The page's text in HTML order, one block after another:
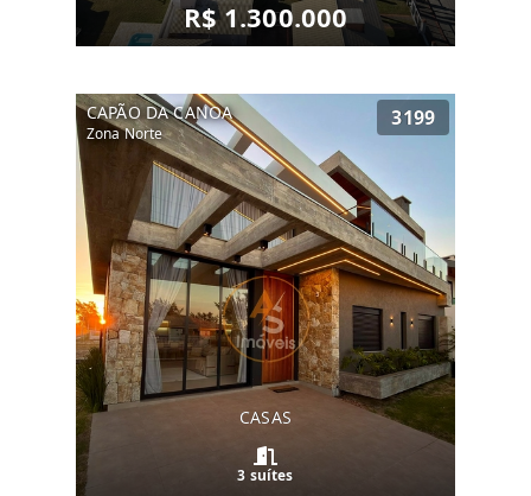
R$ 1.300.000
CAPÃO DA CANOA
Zona Norte
3199
CASAS
3 suítes